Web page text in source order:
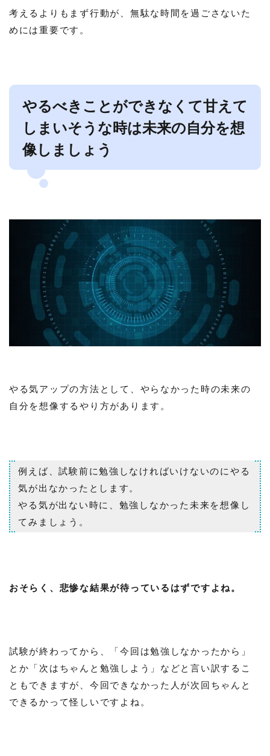
考えるよりもまず行動が、無駄な時間を過ごさないた
めには重要です。
やるべきことができなくて甘えて
しまいそうな時は未来の自分を想
像しましょう
やる気アップの方法として、やらなかった時の未来の
自分を想像するやり方があります。
例えば、試験前に勉強しなければいけないのにやる
気が出なかったとします。
やる気が出ない時に、勉強しなかった未来を想像し
てみましょう。
おそらく、悲惨な結果が待っているはずですよね。
試験が終わってから、「今回は勉強しなかったから」
とか「次はちゃんと勉強しよう」などと言い訳するこ
ともできますが、今回できなかった人が次回ちゃんと
できるかって怪しいですよね。